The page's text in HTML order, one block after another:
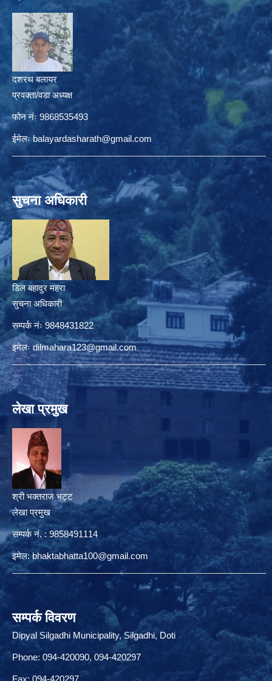
दशरथ बलायर
प्रवक्ता/वडा अध्यक्ष
फोन नंः 9868535493
ईमेलःbalayardasharath@gmail.com
सुचना अधिकारी
डिल बहादुर महरा
सुचना अधिकारी
सम्पर्क नंः 9848431822
इमेलःdilmahara123@gmail.com
लेखा प्रमुख
श्री भक्तराज भट्ट
लेखा प्रमुख
सम्पर्क नं. : 9858491114
इमेल:bhaktabhatta100@gmail.com
सम्पर्क विवरण
Dipyal Silgadhi Municipality, Silgadhi, Doti
Phone: 094-420090, 094-420297